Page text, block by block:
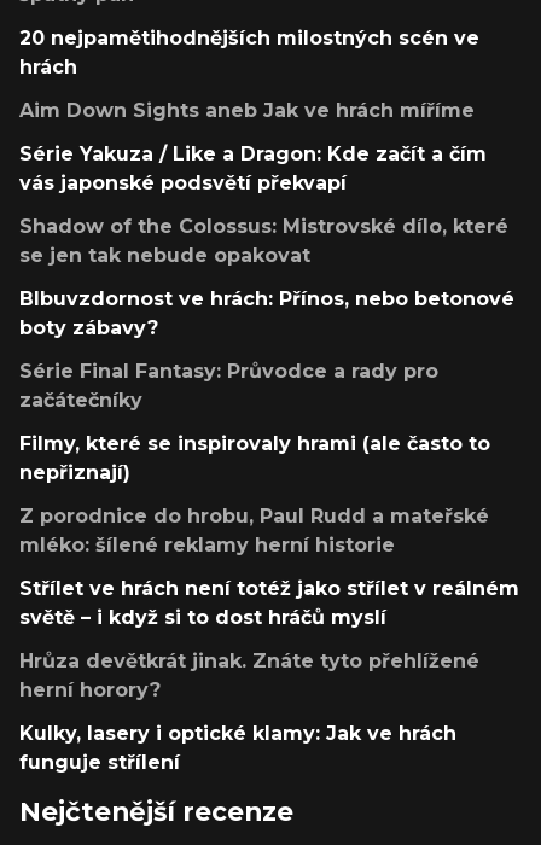
20 nejpamětihodnějších milostných scén ve
hrách
Aim Down Sights aneb Jak ve hrách míříme
Série Yakuza / Like a Dragon: Kde začít a čím
vás japonské podsvětí překvapí
Shadow of the Colossus: Mistrovské dílo, které
se jen tak nebude opakovat
Blbuvzdornost ve hrách: Přínos, nebo betonové
boty zábavy?
Série Final Fantasy: Průvodce a rady pro
začátečníky
Filmy, které se inspirovaly hrami (ale často to
nepřiznají)
Z porodnice do hrobu, Paul Rudd a mateřské
mléko: šílené reklamy herní historie
Střílet ve hrách není totéž jako střílet v reálném
světě – i když si to dost hráčů myslí
Hrůza devětkrát jinak. Znáte tyto přehlížené
herní horory?
Kulky, lasery i optické klamy: Jak ve hrách
funguje střílení
Nejčtenější recenze